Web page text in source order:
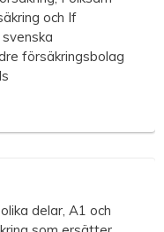
och If
försäkringsbolag
delar, A1 och